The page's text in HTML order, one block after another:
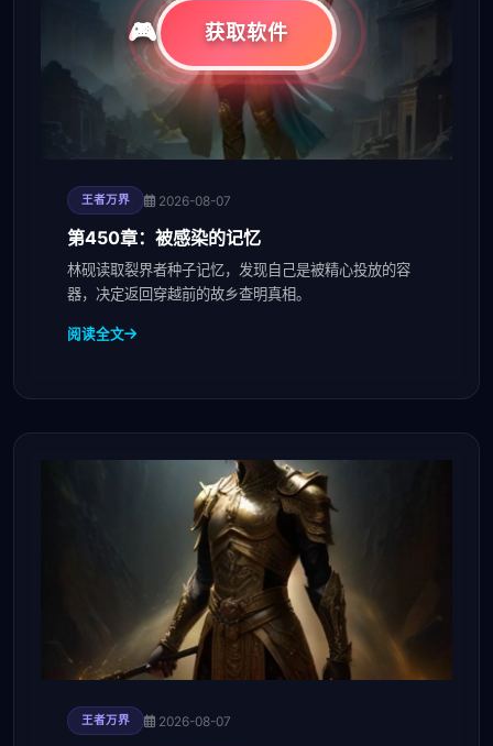
王者万界 2026-08-07
第450章：被感染的记忆
林砚读取裂界者种子记忆，发现自己是被精心投放的容
器，决定返回穿越前的故乡查明真相。
阅读全文
王者万界 2026-08-07
获取软件